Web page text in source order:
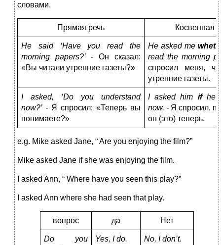
словами.
Прямая речь Косвенная
He said ‘Have you read the
morning papers?’ - Он сказал:
«Вы читали утренние газеты?»
He asked me
read the morning
спросил меня,
утренние газеты.
I asked, ‘Do you understand
now?’ - Я спросил: «Теперь вы
понимаете?»
I asked him if he
now. - Я спросил,
он (это) теперь.
e.g. Mike asked Jane, “ Are you enjoying the film?”
Mike asked Jane if she was enjoying the film.
I asked Ann, “ Where have you seen this play?”
I asked Ann where she had seen that play.
вопрос да Нет
Do
you
Yes, I do. No, I don’t.